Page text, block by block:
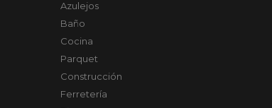
Azulejos
Baño
Cocina
Parquet
Construcción
Ferretería